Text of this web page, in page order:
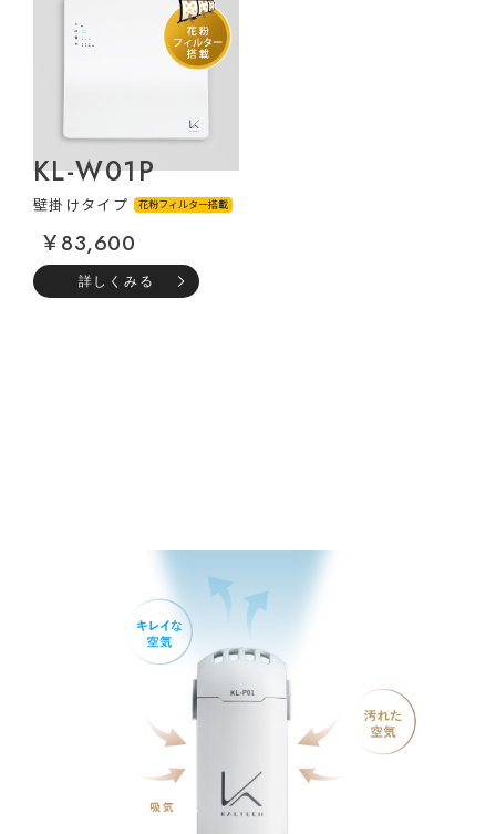
KL-W01P
壁掛けタイプ 花粉フィルター搭載
￥83,600
詳しくみる